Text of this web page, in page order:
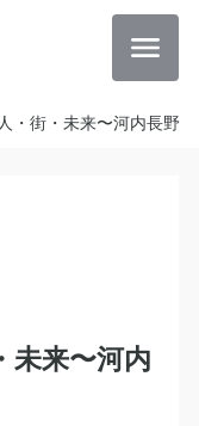
・街・未来〜河内長野
未来〜河内